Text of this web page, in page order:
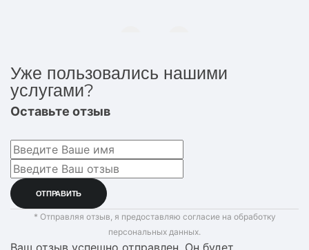
Уже пользовались нашими
услугами?
Оставьте отзыв
* Отправляя отзыв, я предоставляю согласие на обработку
персональных данных.
Ваш отзыв успешно отправлен. Он будет